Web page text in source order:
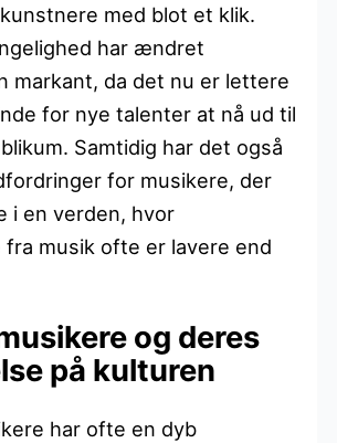
med blot et klik.
har ændret
markant, da det nu er lettere
for nye talenter at nå ud til
Samtidig har det også
for musikere, der
i en verden, hvor
musik ofte er lavere end
og deres
på kulturen
har ofte en dyb